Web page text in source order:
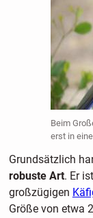
Beim
erst in
Grundsätzlich
robuste Art. Er ist
großzügigen
Größe von etwa